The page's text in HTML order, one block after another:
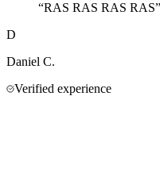
“RAS RAS RAS RAS”
D
Daniel C.
Verified experience